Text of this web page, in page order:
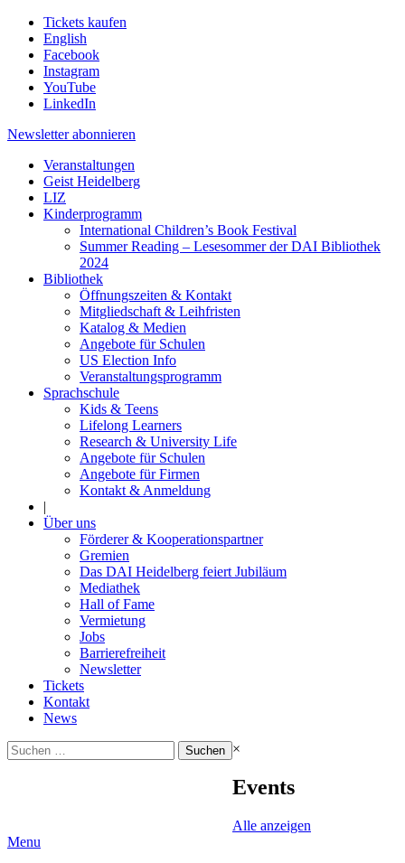
Tickets kaufen
English
Facebook
Instagram
YouTube
LinkedIn
Newsletter abonnieren
Veranstaltungen
Geist Heidelberg
LIZ
Kinderprogramm
International Children’s Book Festival
Summer Reading – Lesesommer der DAI Bibliothek
2024
Bibliothek
Öffnungszeiten & Kontakt
Mitgliedschaft & Leihfristen
Katalog & Medien
Angebote für Schulen
US Election Info
Veranstaltungsprogramm
Sprachschule
Kids & Teens
Lifelong Learners
Research & University Life
Angebote für Schulen
Angebote für Firmen
Kontakt & Anmeldung
|
Über uns
Förderer & Kooperationspartner
Gremien
Das DAI Heidelberg feiert Jubiläum
Mediathek
Hall of Fame
Vermietung
Jobs
Barrierefreiheit
Newsletter
Tickets
Kontakt
News
Suchen
nach:
×
Events
Alle anzeigen
Menu